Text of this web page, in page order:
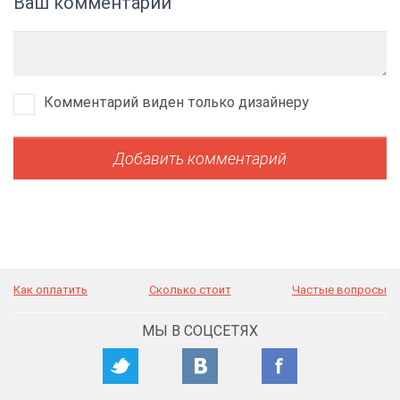
Комментарий виден только дизайнеру
Как оплатить Сколько стоит Частые вопросы
МЫ В СОЦСЕТЯХ